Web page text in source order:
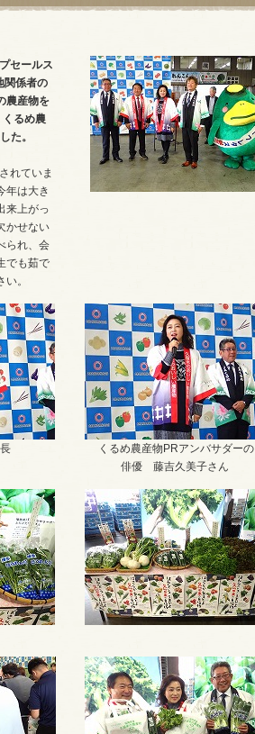
セールス
関係者の
農産物を
くるめ農
た。
れていま
年は大き
来上がっ
かせない
られ、会
でも茹で
。
くるめ農産物PRアンバサダーの
俳優 藤吉久美子さん